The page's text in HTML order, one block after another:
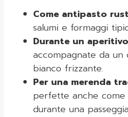
Come antipasto
salumi e formaggi
Durante un
accompagnate da un
bianco frizzante.
Per una merenda
perfette anche come
durante una